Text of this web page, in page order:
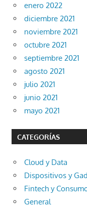
enero 2022
diciembre 2021
noviembre 2021
octubre 2021
septiembre 2021
agosto 2021
julio 2021
junio 2021
mayo 2021
CATEGORÍAS
Cloud y Data
Dispositivos y
Fintech y
General